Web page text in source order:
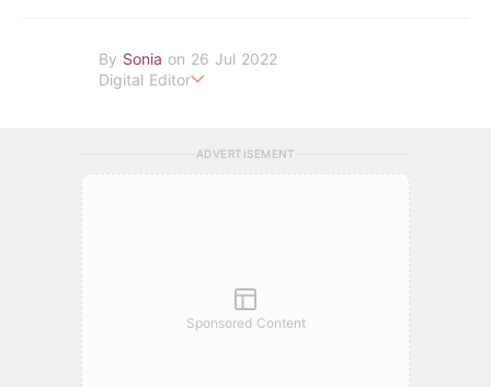
By Sonia on 26 Jul 2022
Digital Editor
ADVERTISEMENT
Sponsored Content